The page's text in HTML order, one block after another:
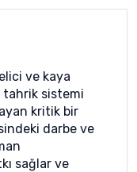
ve kaya
tahrik sistemi
kritik bir
darbe ve
sağlar ve